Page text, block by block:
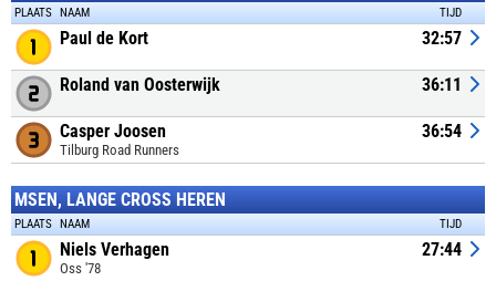
PLAATS NAAM TIJD
Paul de Kort 32:57
Roland van Oosterwijk 36:11
Casper Joosen
Tilburg Road Runners
36:54
MSEN, LANGE CROSS HEREN
PLAATS NAAM TIJD
Niels Verhagen
Oss '78
27:44